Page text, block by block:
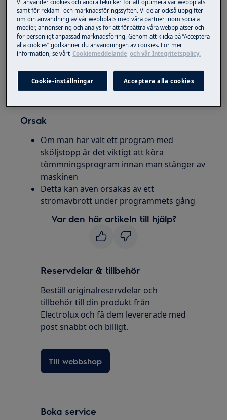
köra klart
Är vatten kvar i trumman, töm produkten
på vatten via nålfilter och rengör filtret
Starta nytt program
Om problem kvarstår, klicka på Boka
service uppe till höger här på sidan
Orsak
Om man har valt ett program med
sköljstopp är det viktigt att köra
tömmningsprogram innan man stänger av
maskinen
Detta kan även orsakas av ett
strömavbrott under programmets gång
Var den här artikeln till hjälp?
Reservdelar & tillbehör
Beställ originalreservdelar och
tillbehör till din produkt från
Electrolux och få dem levererade med
post snabbt och billigt.
Till webbshop
Boka service
Vi använder cookies och andra tekniker för att optimera vår webbplats
samt för reklam- och marknadsföringssyften. Vi delar också uppgifter
om din användning av vår webbplats med våra partner inom sociala
medier, annonsering och analys för att förbättra våra webbplatser och
för personligt anpassad marknadsföring. Genom att klicka på ”Acceptera
alla cookies” godkänner du användningen av cookies. För mer
information, se vårt Cookiemeddelande och vår Integritetspolicy.
Cookie-inställningar Acceptera alla cookies